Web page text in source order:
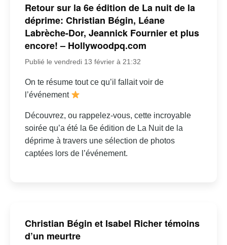
Retour sur la 6e édition de La nuit de la
déprime: Christian Bégin, Léane
Labrèche-Dor, Jeannick Fournier et plus
encore! – Hollywoodpq.com
Publié le vendredi 13 février à 21:32
On te résume tout ce qu’il fallait voir de
l’événement
Découvrez, ou rappelez-vous, cette incroyable
soirée qu’a été la 6e édition de La Nuit de la
déprime à travers une sélection de photos
captées lors de l’événement.
Christian Bégin et Isabel Richer témoins
d’un meurtre